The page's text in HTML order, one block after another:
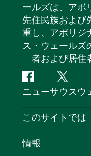
ールズは、アボ
先住民族および
重し、アボリジ
ス・ウェールズ
者および居住
フ
ェ
ス
ッ
ツ
イ
タ
ニューサウスウ
お問い合わせ
このサイトでは
目的地
情報